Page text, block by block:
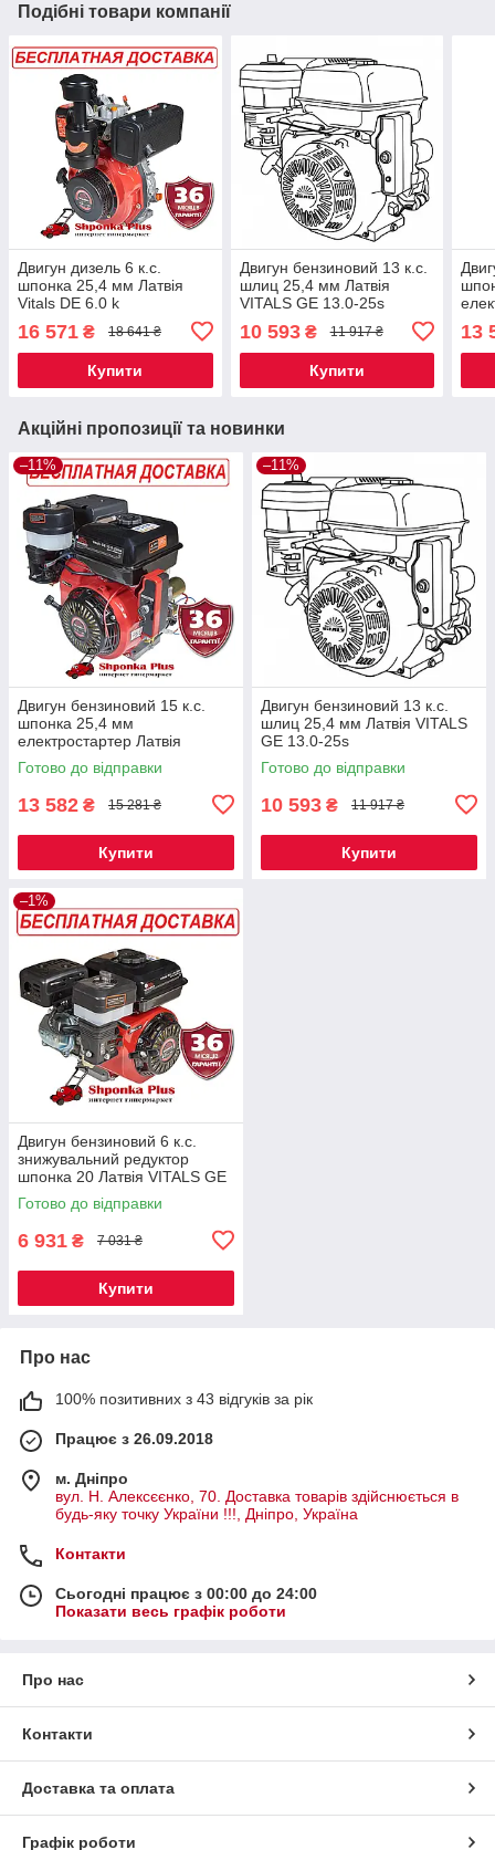
Подібні товари компанії
Двигун дизель 6 к.с.
шпонка 25,4 мм Латвія
Vitals DЕ 6.0 k
16 571 ₴ 18 641 ₴
Купити
Двигун бензиновий 13 к.с.
шлиц 25,4 мм Латвія
VITALS GE 13.0-25s
10 593₴ 11 917 ₴
Купити
13
Акційні пропозиції та новинки
–11%
Двигун бензиновий 15 к.с.
шпонка 25,4 мм
електростартер Латвія
VITALS GE 15.0-25ke
Готово до відправки
13 582 ₴ 15 281 ₴
Купити
–11%
Двигун бензиновий 13 к.с.
шлиц 25,4 мм Латвія VITALS
GE 13.0-25s
Готово до відправки
10 593 ₴ 11 917 ₴
Купити
–1%
Двигун бензиновий 6 к.с.
знижувальний редуктор
шпонка 20 Латвія VITALS GE
6.0-20kr
Готово до відправки
6 931 ₴ 7 031 ₴
Купити
Про нас
100% позитивних з 43 відгуків за рік
Працює з 26.09.2018
м. Дніпро
вул. Н. Алексєєнко, 70. Доставка товарів здійснюється в
будь-яку точку України !!!, Дніпро, Україна
Контакти
Сьогодні працює з 00:00 до 24:00
Показати весь графік роботи
Про нас
Контакти
Доставка та оплата
Графік роботи